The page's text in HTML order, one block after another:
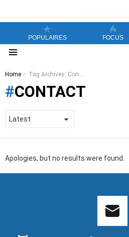
POPULAIRES FOCUS
You are here:
Home Tag Archives: Contact
CONTACT
Apologies, but no results were found.